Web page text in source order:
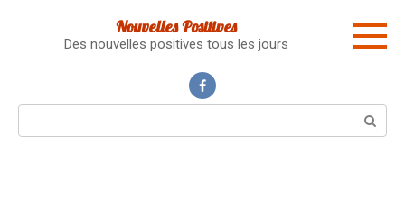
Nouvelles Positives
Des nouvelles positives tous les jours